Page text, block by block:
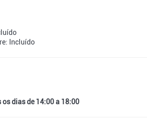
Incluído
os dias de 14:00 a 18:00